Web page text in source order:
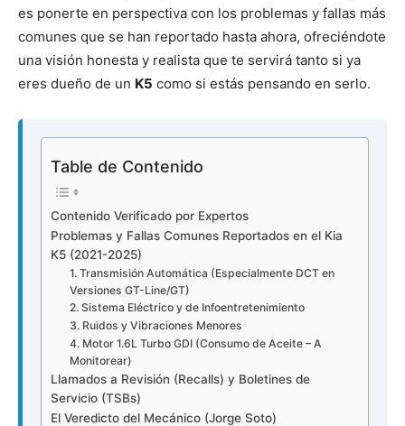
es ponerte en perspectiva con los problemas y fallas más
comunes que se han reportado hasta ahora, ofreciéndote
una visión honesta y realista que te servirá tanto si ya
eres dueño de un K5 como si estás pensando en serlo.
Table de Contenido
Contenido Verificado por Expertos
Problemas y Fallas Comunes Reportados en el Kia
K5 (2021-2025)
1. Transmisión Automática (Especialmente DCT en
Versiones GT-Line/GT)
2. Sistema Eléctrico y de Infoentretenimiento
3. Ruidos y Vibraciones Menores
4. Motor 1.6L Turbo GDI (Consumo de Aceite – A
Monitorear)
Llamados a Revisión (Recalls) y Boletines de
Servicio (TSBs)
El Veredicto del Mecánico (Jorge Soto)